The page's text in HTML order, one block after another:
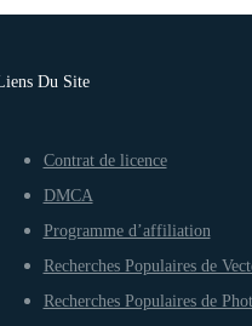
Du Site
Contrat de licence
DMCA
Programme d’affiliation
Recherches Populaires de
Recherches Populaires de